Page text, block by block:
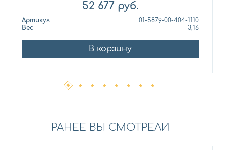
52 677 руб.
Артикул
01-5879-00-404-1110
Вес
3,16
В корзину
РАНЕЕ ВЫ СМОТРЕЛИ